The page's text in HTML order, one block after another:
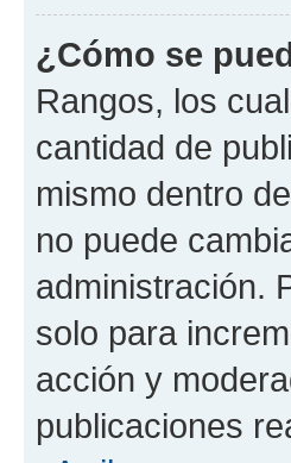
¿Cómo se
Rangos, los
cantidad de
mismo dentro
no puede
administración.
solo para
acción y
publicaciones